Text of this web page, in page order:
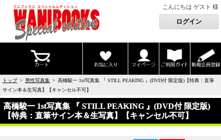
こんにちは ゲスト 様
トップ> 男性写真集 > 高橋駿一 1st写真集 『 STILL PEAKING 』(DVD付 限定版)【特典：直筆
サイン本＆生写真】【キャンセル不可】
高橋駿一 1st写真集 『 STILL PEAKING 』(DVD付 限定版)
【特典：直筆サイン本＆生写真】【キャンセル不可】